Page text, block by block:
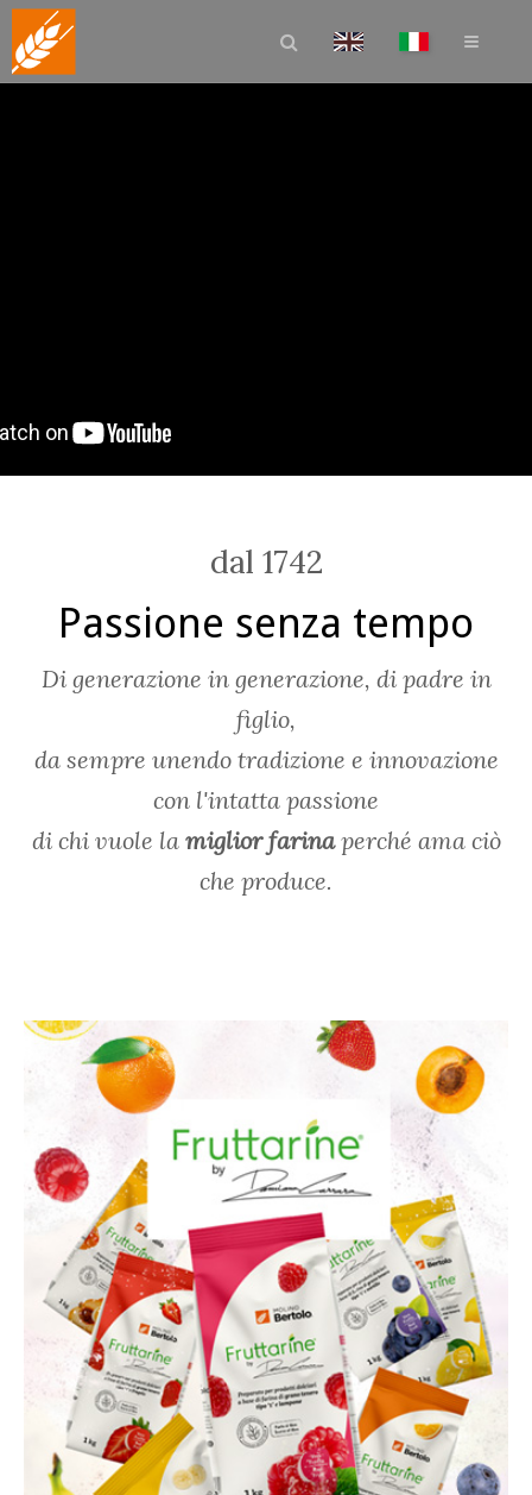
dal 1742
Passione senza tempo
Di generazione in generazione, di padre in
figlio,
da sempre unendo tradizione e innovazione
con l'intatta passione
di chi vuole la miglior farinaperché ama ciò
che produce.
FRUTTARINE
L'incontro tra le farine e la frutta
VISITA IL SITO